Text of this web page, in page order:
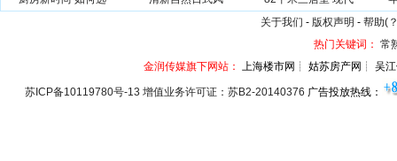
关于我们 - 版权声明 - 帮助(
热门关键词： 常
金润传媒旗下网站： 上海楼市网┊ 姑苏房产网┊ 吴
苏ICP备10119780号-13 增值业务许可证：苏B2-20140376 广告投放热线：